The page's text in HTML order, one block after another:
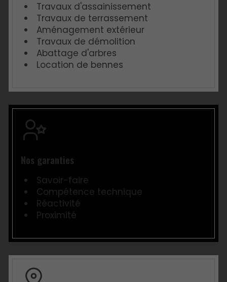
Travaux d'assainissement
Travaux de terrassement
Aménagement extérieur
Travaux de démolition
Abattage d'arbres
Location de bennes
Nos garanties
Savoir-faire
Compétence technique
Réactivité
Proximité